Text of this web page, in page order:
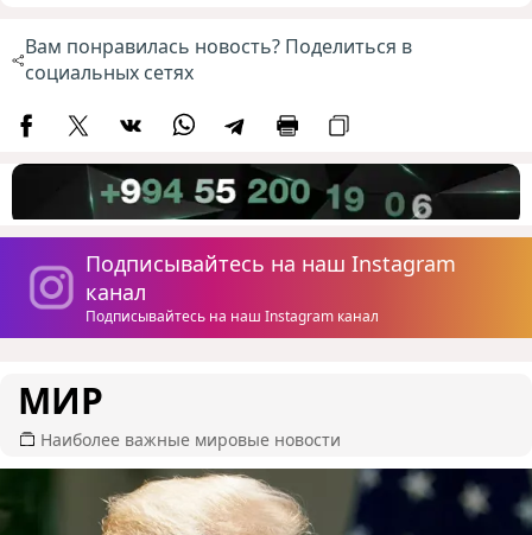
Вам понравилась новость? Поделиться в
социальных сетях
Подписывайтесь на наш Instagram
канал
Подписывайтесь на наш Instagram канал
МИР
Наиболее важные мировые новости